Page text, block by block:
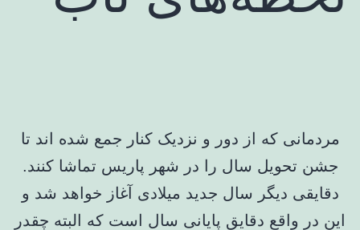
مردمانی که از دور و نزدیک کنار جمع شده اند تا
جشن تحویل سال را در شهر پاریس تماشا کنند.
دقایقی دیگر سال جدید میلادی آغاز خواهد شد و
این در واقع دقایق پایانی سال است که البته چقدر